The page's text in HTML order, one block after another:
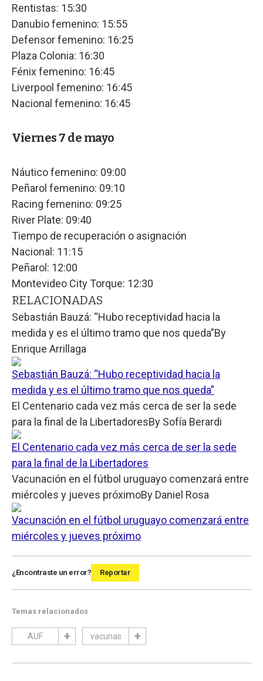
Rentistas: 15:30
Danubio femenino: 15:55
Defensor femenino: 16:25
Plaza Colonia: 16:30
Fénix femenino: 16:45
Liverpool femenino: 16:45
Nacional femenino: 16:45
Viernes 7 de mayo
Náutico femenino: 09:00
Peñarol femenino: 09:10
Racing femenino: 09:25
River Plate: 09:40
Tiempo de recuperación o asignación
Nacional: 11:15
Peñarol: 12:00
Montevideo City Torque: 12:30
RELACIONADAS
Sebastián Bauzá: “Hubo receptividad hacia la
medida y es el último tramo que nos queda”By
Enrique Arrillaga
Sebastián Bauzá: “Hubo receptividad hacia la
medida y es el último tramo que nos queda”
El Centenario cada vez más cerca de ser la sede
para la final de la LibertadoresBy Sofía Berardi
El Centenario cada vez más cerca de ser la sede
para la final de la Libertadores
Vacunación en el fútbol uruguayo comenzará entre
miércoles y jueves próximoBy Daniel Rosa
Vacunación en el fútbol uruguayo comenzará entre
miércoles y jueves próximo
¿Encontraste un error? Reportar
Temas relacionados
AUF vacunas